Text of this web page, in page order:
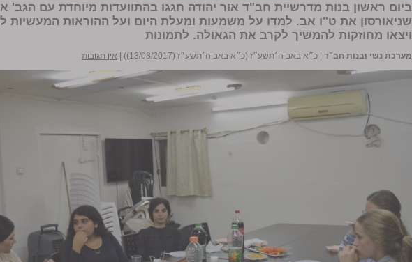
ביום ראשון בנות מדרשיית חב"ד אור יהודה חגגו בהתוועדות מיוחדת עם הגב'
שניאורסון את ט"ו אב. למדו על משמעות ומעלת היום ועל ההוראות המעשיות
ויצאו מחוזקות להמשיך לקרב את הגאולה​​​. לתמונות
מערכת נשי ובנות חב"ד כ״א באב ה׳תשע״ז (כ״א באב ה׳תשע״ז (13/08/2017)) אין תגובות